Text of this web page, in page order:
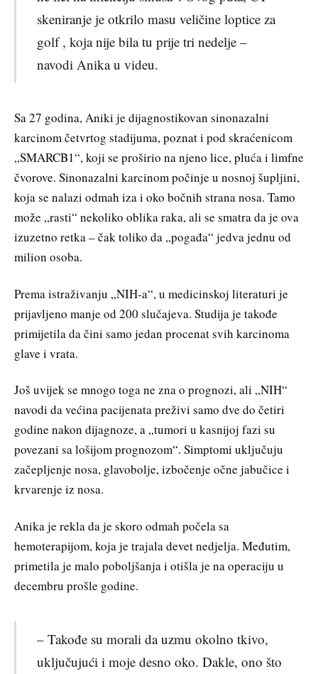
skeniranje je otkrilo masu veličine loptice za
golf , koja nije bila tu prije tri nedelje –
navodi Anika u videu.
Sa 27 godina, Aniki je dijagnostikovan sinonazalni
karcinom četvrtog stadijuma, poznat i pod skraćenicom
„SMARCB1“, koji se proširio na njeno lice, pluća i limfne
čvorove. Sinonazalni karcinom počinje u nosnoj šupljini,
koja se nalazi odmah iza i oko bočnih strana nosa. Tamo
može „rasti“ nekoliko oblika raka, ali se smatra da je ova
izuzetno retka – čak toliko da „pogađa“ jedva jednu od
milion osoba.
Prema istraživanju „NIH-a“, u medicinskoj literaturi je
prijavljeno manje od 200 slučajeva. Studija je takođe
primijetila da čini samo jedan procenat svih karcinoma
glave i vrata.
Još uvijek se mnogo toga ne zna o prognozi, ali „NIH“
navodi da većina pacijenata preživi samo dve do četiri
godine nakon dijagnoze, a „tumori u kasnijoj fazi su
povezani sa lošijom prognozom“. Simptomi uključuju
začepljenje nosa, glavobolje, izbočenje očne jabučice i
krvarenje iz nosa.
Anika je rekla da je skoro odmah počela sa
hemoterapijom, koja je trajala devet nedjelja. Međutim,
primetila je malo poboljšanja i otišla je na operaciju u
decembru prošle godine.
– Takođe su morali da uzmu okolno tkivo,
uključujući i moje desno oko. Dakle, ono što